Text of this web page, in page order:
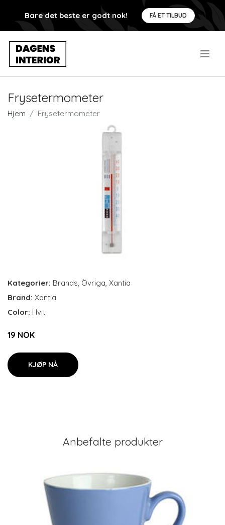
Bare det beste er godt nok! FÅ ET TILBUD
Frysetermometer
Hjem Frysetermometer
Kategorier: Brands Övriga Xantia
Brand: Xantia
Color: Hvit
19 NOK
KJØP NÅ
Anbefalte produkter